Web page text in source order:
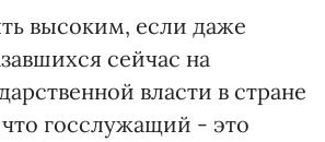
высоким, если даже
сейчас на
власти в стране
госслужащий - это